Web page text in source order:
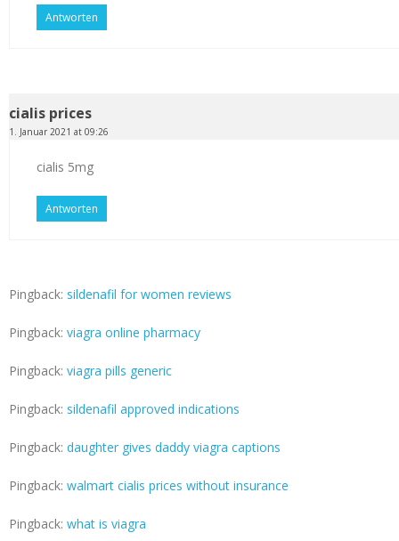
Antworten
cialis prices
1. Januar 2021 at 09:26
cialis 5mg
Antworten
Pingback: sildenafil for women reviews
Pingback: viagra online pharmacy
Pingback: viagra pills generic
Pingback: sildenafil approved indications
Pingback: daughter gives daddy viagra captions
Pingback: walmart cialis prices without insurance
Pingback: what is viagra